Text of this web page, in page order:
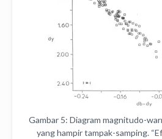
Gambar 5: Diagram magnitudo-
yang hampir tampak-samping.